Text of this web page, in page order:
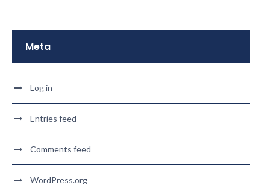
Meta
Log in
Entries feed
Comments feed
WordPress.org